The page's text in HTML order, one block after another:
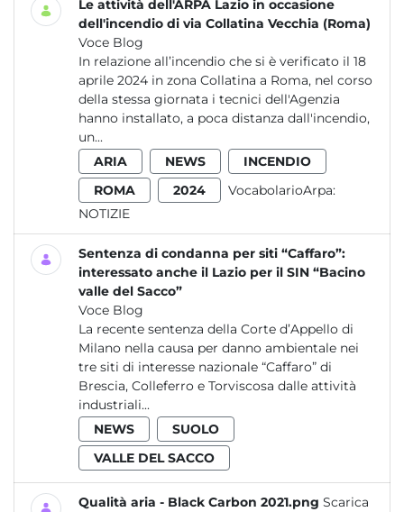
Le attività dell'ARPA Lazio in occasione
dell'incendio di via Collatina Vecchia (Roma)
Voce Blog
In relazione all’incendio che si è verificato il 18
aprile 2024 in zona Collatina a Roma, nel corso
della stessa giornata i tecnici dell'Agenzia
hanno installato, a poca distanza dall'incendio,
un...
ARIA
NEWS
INCENDIO
ROMA
2024
VocabolarioArpa:
NOTIZIE
Sentenza di condanna per siti “Caffaro”:
interessato anche il Lazio per il SIN “Bacino
valle del Sacco”
Voce Blog
La recente sentenza della Corte d’Appello di
Milano nella causa per danno ambientale nei
tre siti di interesse nazionale “Caffaro” di
Brescia, Colleferro e Torviscosa dalle attività
industriali...
NEWS
SUOLO
VALLE DEL SACCO
Qualità aria - Black Carbon 2021.png Scarica